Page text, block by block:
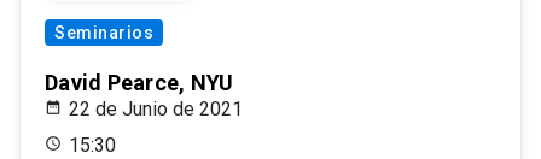
Seminarios
David Pearce, NYU
22 de Junio de 2021
15:30